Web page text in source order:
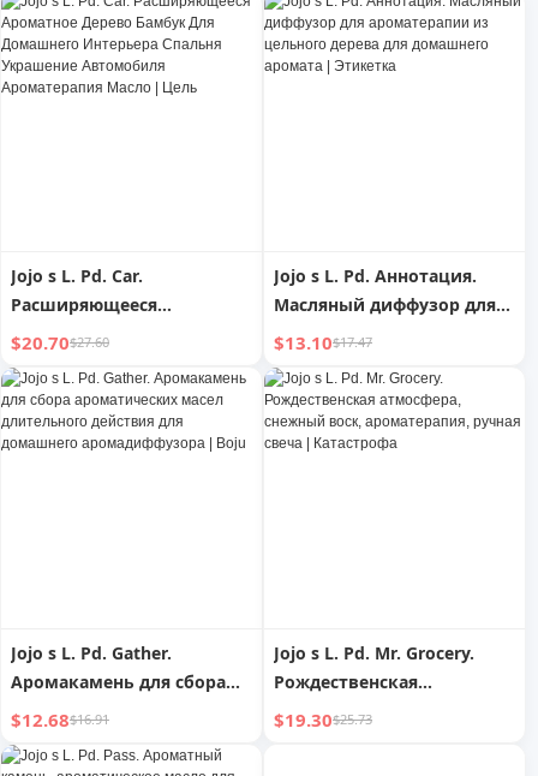
Фруктовая вечеринка |
Purple Opera
ароматизации, гипсовая
чашка | Barrier
Jojo s L. Pd. Car.
Расширяющееся
Ароматное Дерево Бамбук
Для Домашнего
Интерьера Спальня
Украшение Автомобиля
Ароматерапия Масло |
$20.70$27.60
Jojo s L. Pd. Аннотация.
Масляный диффузор для
ароматерапии из
цельного дерева для
домашнего аромата |
Этикетка
$13.10$17.47
Jojo s L. Pd. Gather.
Аромакамень для сбора
ароматических масел
длительного действия для
домашнего
$12.68$16.91
Jojo s L. Pd. Mr. Grocery.
Рождественская
атмосфера, снежный воск,
$19.30$25.73